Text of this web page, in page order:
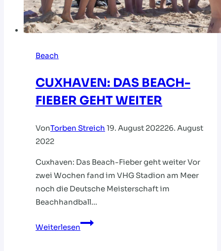
Beach
CUXHAVEN: DAS BEACH-
FIEBER GEHT WEITER
VonTorben Streich 19. August 202226. August
2022
Cuxhaven: Das Beach-Fieber geht weiter Vor
zwei Wochen fand im VHG Stadion am Meer
noch die Deutsche Meisterschaft im
Beachhandball…
Weiterlesen
CUXHAVEN: